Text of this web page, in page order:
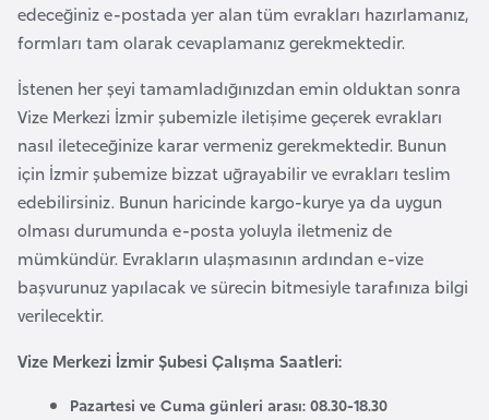
edeceğiniz e-postada yer alan tüm evrakları hazırlamanız,
formları tam olarak cevaplamanız gerekmektedir.
İstenen her şeyi tamamladığınızdan emin olduktan sonra
Vize Merkezi İzmir şubemizle iletişime geçerek evrakları
nasıl ileteceğinize karar vermeniz gerekmektedir. Bunun
için İzmir şubemize bizzat uğrayabilir ve evrakları teslim
edebilirsiniz. Bunun haricinde kargo-kurye ya da uygun
olması durumunda e-posta yoluyla iletmeniz de
mümkündür. Evrakların ulaşmasının ardından e-vize
başvurunuz yapılacak ve sürecin bitmesiyle tarafınıza bilgi
verilecektir.
Vize Merkezi İzmir Şubesi Çalışma Saatleri:
Pazartesi ve Cuma günleri arası: 08.30-18.30
B
e
n
i
n
B
o
s
n
a
e